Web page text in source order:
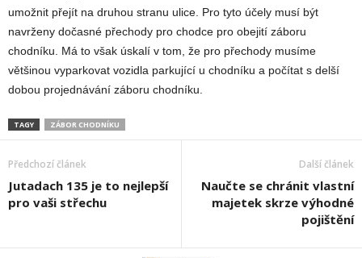
umožnit přejít na druhou stranu ulice. Pro tyto účely musí být
navrženy dočasné přechody pro chodce pro obejití záboru
chodníku. Má to však úskalí v tom, že pro přechody musíme
většinou vyparkovat vozidla parkující u chodníku a počítat s delší
dobou projednávání záboru chodníku.
TAGY ZÁBOR CHODNÍKU
Předchozí článek
Jutadach 135 je to nejlepší
pro vaši střechu
Další článek
Naučte se chránit vlastní
majetek skrze výhodné
pojištění